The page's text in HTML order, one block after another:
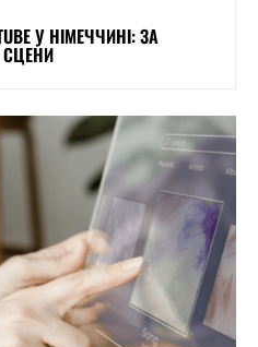
У НІМЕЧЧИНІ: ЗА